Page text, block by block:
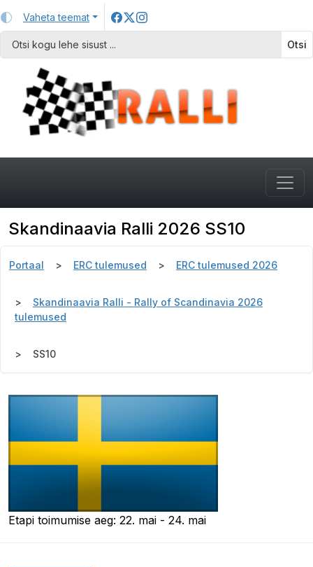
Vaheta teemat
Otsi
Skandinaavia Ralli 2026 SS10
Portaal ERC tulemused ERC tulemused 2026
Skandinaavia Ralli - Rally of Scandinavia 2026
tulemused
SS10
Etapi toimumise aeg: 22. mai - 24. mai